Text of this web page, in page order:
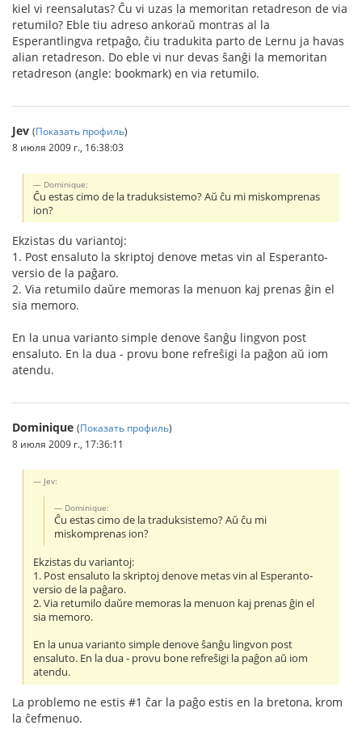
kiel vi reensalutas? Ĉu vi uzas la memoritan retadreson de via
retumilo? Eble tiu adreso ankoraŭ montras al la
Esperantlingva retpaĝo, ĉiu tradukita parto de Lernu ja havas
alian retadreson. Do eble vi nur devas ŝanĝi la memoritan
retadreson (angle: bookmark) en via retumilo.
Jev (Показать профиль)
8 июля 2009 г., 16:38:03
Dominique:
Ĉu estas cimo de la traduksistemo? Aŭ ĉu mi miskomprenas
ion?
Ekzistas du variantoj:
1. Post ensaluto la skriptoj denove metas vin al Esperanto-
versio de la paĝaro.
2. Via retumilo daŭre memoras la menuon kaj prenas ĝin el
sia memoro.
En la unua varianto simple denove ŝanĝu lingvon post
ensaluto. En la dua - provu bone refreŝigi la paĝon aŭ iom
atendu.
Dominique (Показать профиль)
8 июля 2009 г., 17:36:11
Jev:
Dominique:
Ĉu estas cimo de la traduksistemo? Aŭ ĉu mi
miskomprenas ion?
Ekzistas du variantoj:
1. Post ensaluto la skriptoj denove metas vin al Esperanto-
versio de la paĝaro.
2. Via retumilo daŭre memoras la menuon kaj prenas ĝin el
sia memoro.
En la unua varianto simple denove ŝanĝu lingvon post
ensaluto. En la dua - provu bone refreŝigi la paĝon aŭ iom
atendu.
La problemo ne estis #1 ĉar la paĝo estis en la bretona, krom
la ĉefmenuo.